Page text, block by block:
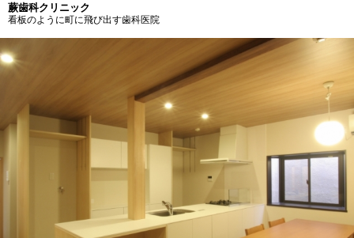
蕨歯科クリニック
看板のように町に飛び出す歯科医院